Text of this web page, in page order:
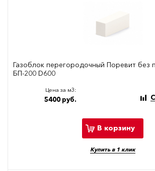
Газоблок перегородочный Поревит без
БП-200 D600
Цена за м3:
5400 руб.
В корзину
Купить в 1 клик